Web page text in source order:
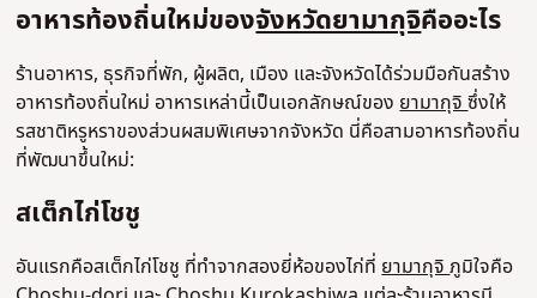
อาหารท้องถิ่นใหม่ของจังหวัดยามากุจิคืออะไร
ร้านอาหาร, ธุรกิจที่พัก, ผู้ผลิต, เมือง และจังหวัดได้ร่วมมือกันสร้าง
อาหารท้องถิ่นใหม่ อาหารเหล่านี้เป็นเอกลักษณ์ของยามากุจิซึ่งให้
รสชาติหรูหราของส่วนผสมพิเศษจากจังหวัด นี่คือสามอาหารท้องถิ่น
ที่พัฒนาขึ้นใหม่:
สเต็กไก่โชชู
อันแรกคือสเต็กไก่โชชู ที่ทำจากสองยี่ห้อของไก่ที่ยามากุจิภูมิใจคือ